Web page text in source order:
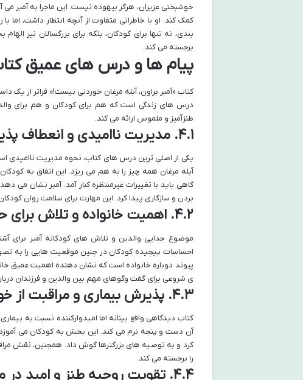
خوشبختی عزیزان، هرگز بیهوده نیست. این ماجرا به آمبر
کمک کند. او با خاطراتی متفاوت از آنچه انتظار داشت، اما
بندی، نه تنها برای کودکان، بلکه برای بزرگسالان نیز
برجسته می کند.
پیام ها و درس های عمیق
کتاب «آمبر براون، آبله مرغان خوردنی نیست!» فراتر از یک
درس های زندگی است که هم برای کودکان و هم برای والدین
طنزآمیز و ملموس ارائه می کند.
۴.۱. مدیریت ناامیدی و انعطاف پذیری
یکی از اصلی ترین درس های کتاب، نحوه مدیریت ناامیدی
آبله مرغان همه چیز را به هم می ریزد. این اتفاق به
گاهی باید با تغییرات غیرمنتظره کنار آمد. آمبر نشان
بردن و سازگاری پیدا کرد. این مهارت برای سلامت روان
۴.۲. اهمیت خانواده و تلاش برای حفظ آن
موضوع جدایی والدین و تلاش های کودکانه آمبر برای
احساسات پیچیده کودکان در چنین موقعیت هایی را به
پیوند دوباره خانواده است که نشان دهنده اهمیت عمیق
ی شروعی برای گفت وگوهای مهم بین والدین و فرزندان
۴.۳. پذیرش بیماری و مراقبت از خود
کتاب دیدگاهی واقع بینانه اما امیدوارکننده نسبت به
آن دست و پنجه نرم می کند. این بخش به کودکان می آموزد
کرد و به توصیه های بزرگترها گوش داد. همچنین، نقش
را برجسته می کند.
۴.۴. تقویت روحیه طنز و امید در مواجهه با مشکلات زندگی